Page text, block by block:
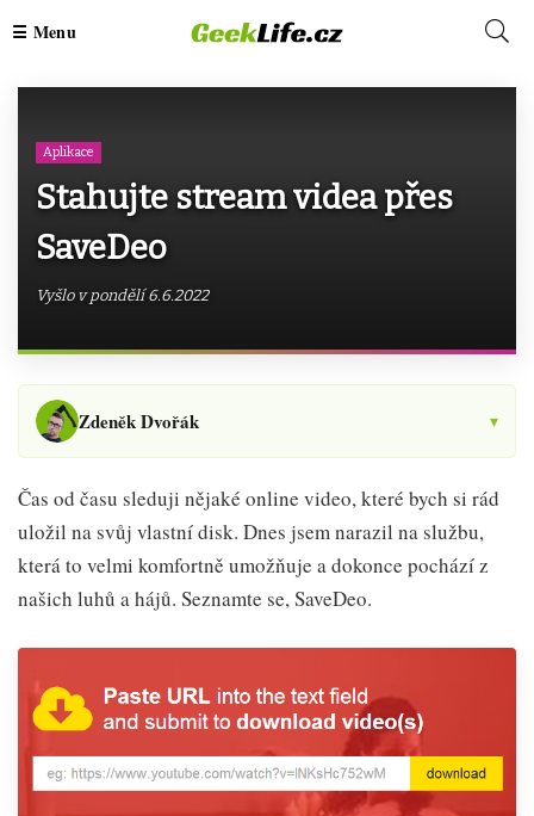
Aplikace
Stahujte stream videa přes
SaveDeo
Vyšlo v pondělí 6.6.2022
Zdeněk Dvořák ▾
Čas od času sleduji nějaké online video, které bych si rád
uložil na svůj vlastní disk. Dnes jsem narazil na službu,
která to velmi komfortně umožňuje a dokonce pochází z
našich luhů a hájů. Seznamte se, SaveDeo.